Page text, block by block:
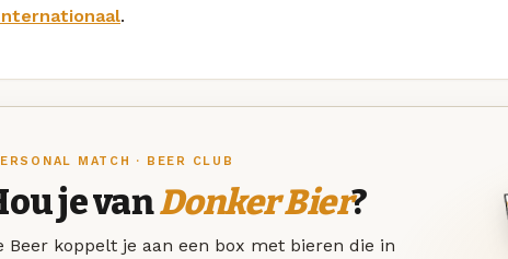
.
MATCH · BEER CLUB
je vanDonker Bier?
Beer koppelt je aan een box met bieren die in